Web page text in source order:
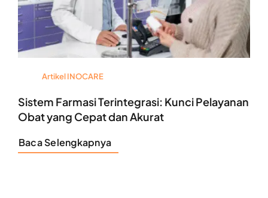
Artikel INOCARE
Sistem Farmasi Terintegrasi: Kunci Pelayanan
Obat yang Cepat dan Akurat
Baca Selengkapnya